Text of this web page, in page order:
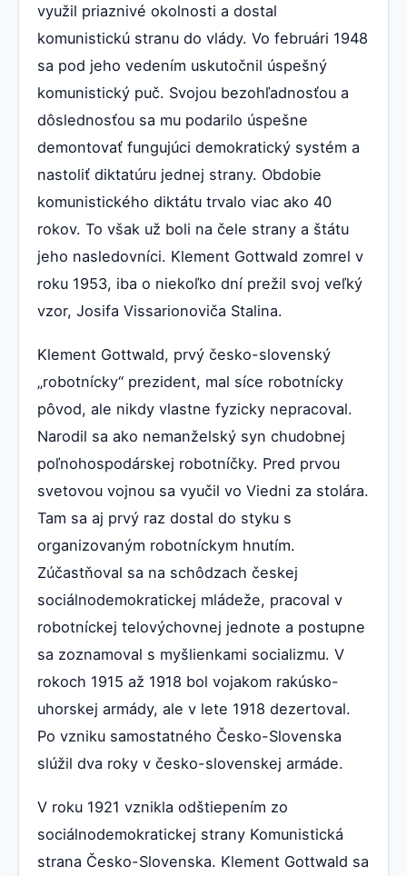
využil priaznivé okolnosti a dostal
komunistickú stranu do vlády. Vo februári 1948
sa pod jeho vedením uskutočnil úspešný
komunistický puč. Svojou bezohľadnosťou a
dôslednosťou sa mu podarilo úspešne
demontovať fungujúci demokratický systém a
nastoliť diktatúru jednej strany. Obdobie
komunistického diktátu trvalo viac ako 40
rokov. To však už boli na čele strany a štátu
jeho nasledovníci. Klement Gottwald zomrel v
roku 1953, iba o niekoľko dní prežil svoj veľký
vzor, Josifa Vissarionoviča Stalina.
Klement Gottwald, prvý česko-slovenský
„robotnícky“ prezident, mal síce robotnícky
pôvod, ale nikdy vlastne fyzicky nepracoval.
Narodil sa ako nemanželský syn chudobnej
poľnohospodárskej robotníčky. Pred prvou
svetovou vojnou sa vyučil vo Viedni za stolára.
Tam sa aj prvý raz dostal do styku s
organizovaným robotníckym hnutím.
Zúčastňoval sa na schôdzach českej
sociálnodemokratickej mládeže, pracoval v
robotníckej telovýchovnej jednote a postupne
sa zoznamoval s myšlienkami socializmu. V
rokoch 1915 až 1918 bol vojakom rakúsko-
uhorskej armády, ale v lete 1918 dezertoval.
Po vzniku samostatného Česko-Slovenska
slúžil dva roky v česko-slovenskej armáde.
V roku 1921 vznikla odštiepením zo
sociálnodemokratickej strany Komunistická
strana Česko-Slovenska. Klement Gottwald sa